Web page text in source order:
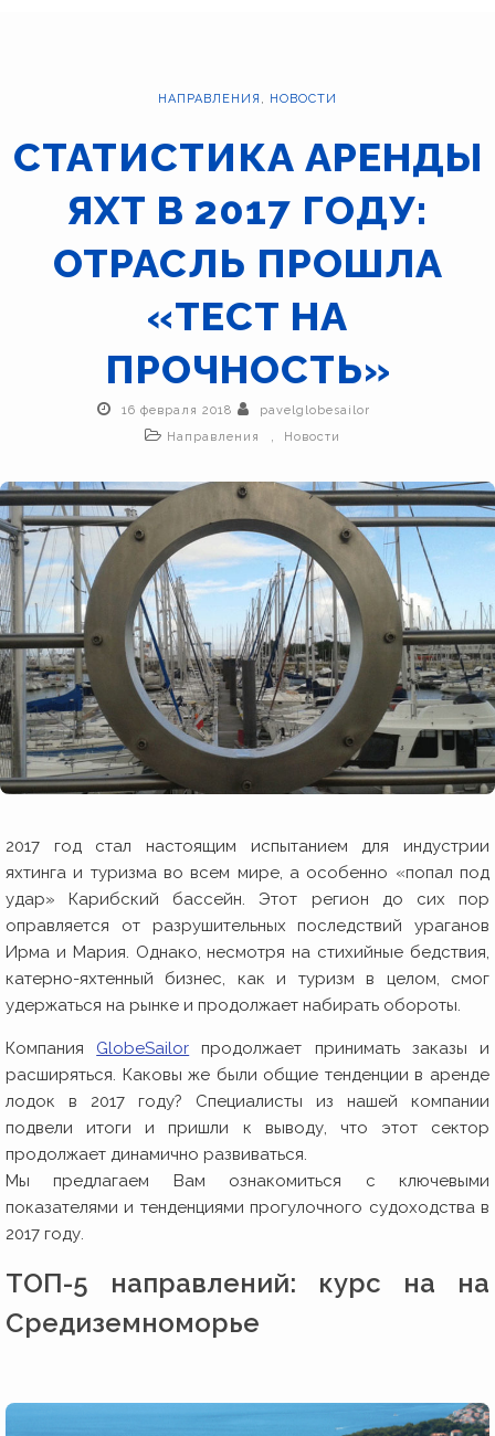
НАПРАВЛЕНИЯ , НОВОСТИ
СТАТИСТИКА АРЕНДЫ
ЯХТ В 2017 ГОДУ:
ОТРАСЛЬ ПРОШЛА
«ТЕСТ НА
ПРОЧНОСТЬ»
16 февраля 2018
pavelglobesailor
Направления
Новости
2017 год стал настоящим испытанием для индустрии
яхтинга и туризма во всем мире, а особенно «попал под
удар» Карибский бассейн. Этот регион до сих пор
оправляется от разрушительных последствий ураганов
Ирма и Мария. Однако, несмотря на стихийные бедствия,
катерно-яхтенный бизнес, как и туризм в целом, смог
удержаться на рынке и продолжает набирать обороты.
Компания GlobeSailor продолжает принимать заказы и
расширяться. Каковы же были общие тенденции в аренде
лодок в 2017 году? Специалисты из нашей компании
подвели итоги и пришли к выводу, что этот сектор
продолжает динамично развиваться.
Мы предлагаем Вам ознакомиться с ключевыми
показателями и тенденциями прогулочного судоходства в
2017 году.
ТОП-5 направлений: курс на на
Средиземноморье